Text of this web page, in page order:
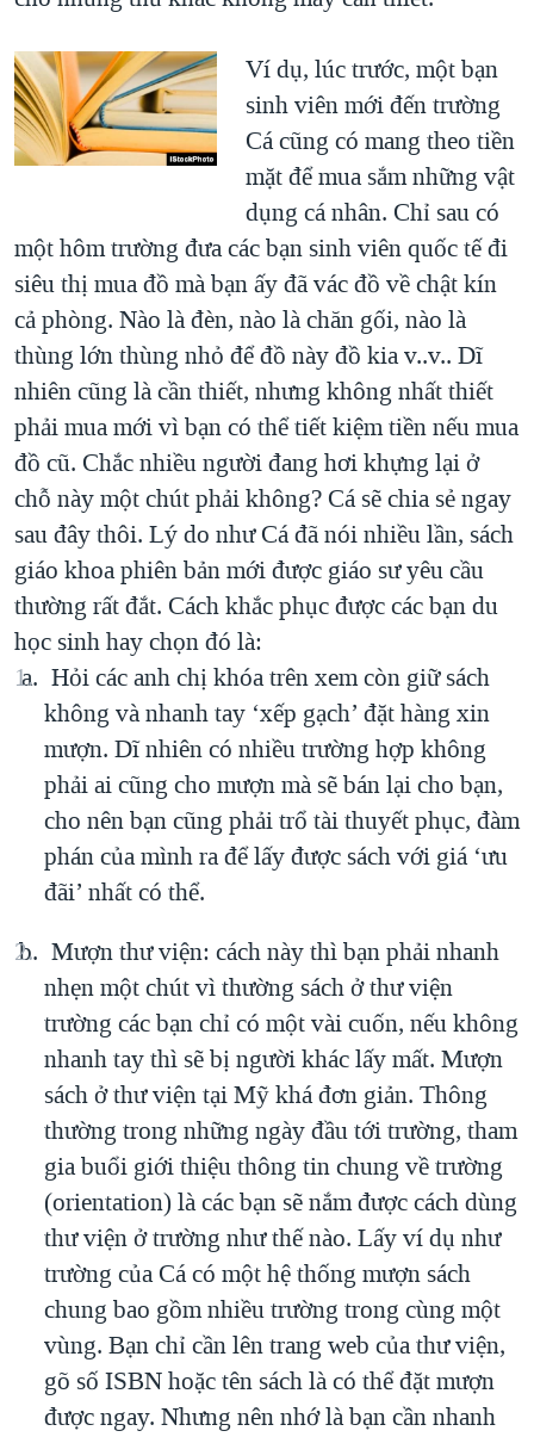
Ví dụ, lúc trước, một bạn
sinh viên mới đến trường
Cá cũng có mang theo tiền
mặt để mua sắm những vật
dụng cá nhân. Chỉ sau có
một hôm trường đưa các bạn sinh viên quốc tế đi
siêu thị mua đồ mà bạn ấy đã vác đồ về chật kín
cả phòng. Nào là đèn, nào là chăn gối, nào là
thùng lớn thùng nhỏ để đồ này đồ kia v..v.. Dĩ
nhiên cũng là cần thiết, nhưng không nhất thiết
phải mua mới vì bạn có thể tiết kiệm tiền nếu mua
đồ cũ. Chắc nhiều người đang hơi khựng lại ở
chỗ này một chút phải không? Cá sẽ chia sẻ ngay
sau đây thôi. Lý do như Cá đã nói nhiều lần, sách
giáo khoa phiên bản mới được giáo sư yêu cầu
thường rất đắt. Cách khắc phục được các bạn du
học sinh hay chọn đó là:
Hỏi các anh chị khóa trên xem còn giữ sách
không và nhanh tay ‘xếp gạch’ đặt hàng xin
mượn. Dĩ nhiên có nhiều trường hợp không
phải ai cũng cho mượn mà sẽ bán lại cho bạn,
cho nên bạn cũng phải trổ tài thuyết phục, đàm
phán của mình ra để lấy được sách với giá ‘ưu
đãi’ nhất có thể.
Mượn thư viện: cách này thì bạn phải nhanh
nhẹn một chút vì thường sách ở thư viện
trường các bạn chỉ có một vài cuốn, nếu không
nhanh tay thì sẽ bị người khác lấy mất. Mượn
sách ở thư viện tại Mỹ khá đơn giản. Thông
thường trong những ngày đầu tới trường, tham
gia buổi giới thiệu thông tin chung về trường
(orientation) là các bạn sẽ nắm được cách dùng
thư viện ở trường như thế nào. Lấy ví dụ như
trường của Cá có một hệ thống mượn sách
chung bao gồm nhiều trường trong cùng một
vùng. Bạn chỉ cần lên trang web của thư viện,
gõ số ISBN hoặc tên sách là có thể đặt mượn
được ngay. Nhưng nên nhớ là bạn cần nhanh